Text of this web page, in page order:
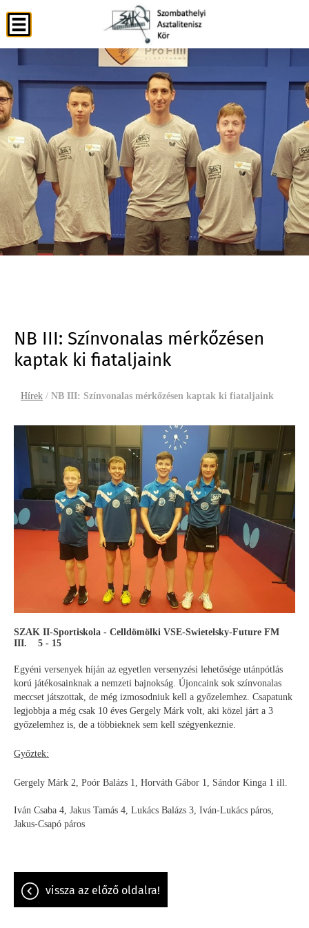
NB III: Színvonalas mérkőzésen
kaptak ki fiataljaink
Hírek / NB III: Színvonalas mérkőzésen kaptak ki fiataljaink
SZAK II-Sportiskola - Celldömölki VSE-Swietelsky-Future FM
III. 5 - 15
Egyéni versenyek híján az egyetlen versenyzési lehetősége utánpótlás
korú játékosainknak a nemzeti bajnokság. Újoncaink sok színvonalas
meccset játszottak, de még izmosodniuk kell a győzelemhez. Csapatunk
legjobbja a még csak 10 éves Gergely Márk volt, aki közel járt a 3
győzelemhez is, de a többieknek sem kell szégyenkeznie.
Győztek:
Gergely Márk 2, Poór Balázs 1, Horváth Gábor 1, Sándor Kinga 1 ill.
Iván Csaba 4, Jakus Tamás 4, Lukács Balázs 3, Iván-Lukács páros,
Jakus-Csapó páros
vissza az előző oldalra!